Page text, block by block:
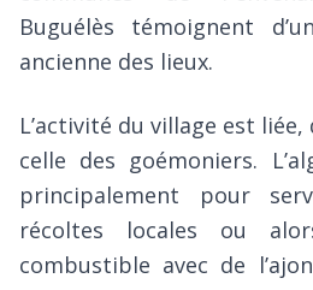
Buguélès témoignent
ancienne des lieux.
L’activité du village est
celle des goémoniers.
principalement pour
récoltes locales ou
combustible avec de